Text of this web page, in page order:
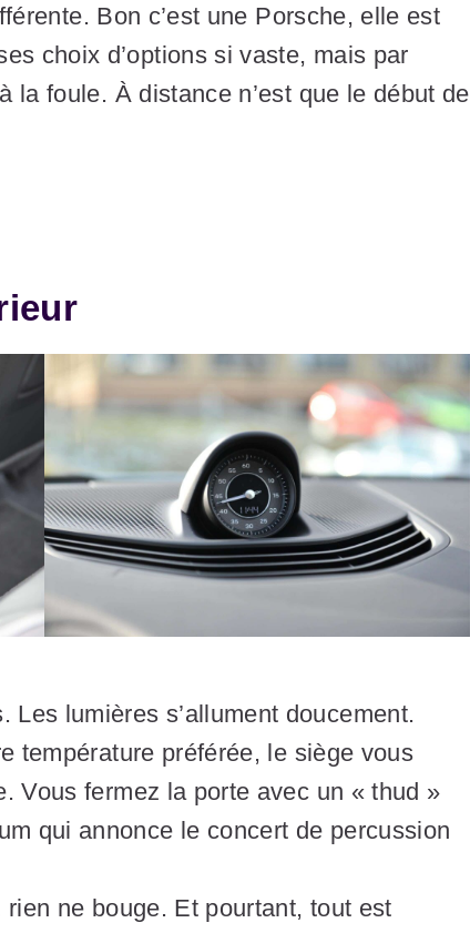
Bon c’est une Porsche, elle est
choix d’options si vaste, mais par
la foule. À distance n’est que le début de
lumières s’allument doucement.
température préférée, le siège vous
Vous fermez la porte avec un « thud »
qui annonce le concert de percussion
ne bouge. Et pourtant, tout est